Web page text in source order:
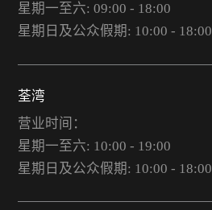
星期一至六: 09:00 - 18:00
星期日及公众假期: 10:00 - 18:00
荃湾
营业时间：
星期一至六: 10:00 - 19:00
星期日及公众假期: 10:00 - 18:00